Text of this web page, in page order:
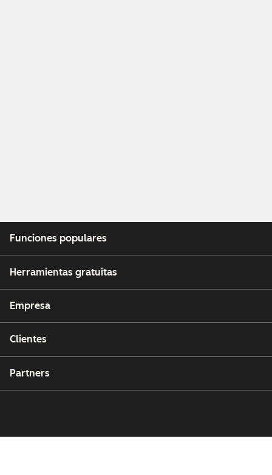
Funciones populares
Herramientas gratuitas
Empresa
Clientes
Partners